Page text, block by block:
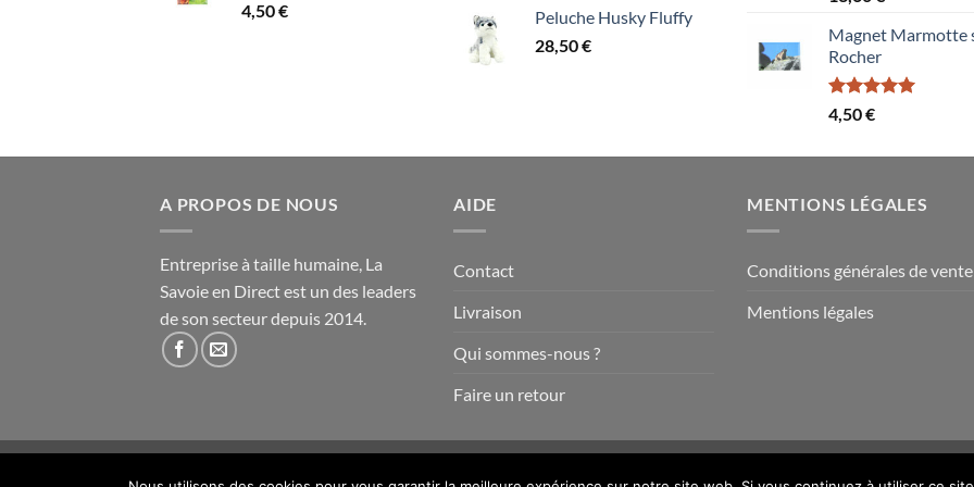
4,50€
prix :
Peluche Husky Fluffy
28,50€
sur 5
Magnet Marmotte
Rocher
Note5.00
sur 5
4,50€
A PROPOS DE NOUS
Entreprise à taille humaine, La
Savoie en Direct est un des leaders
de son secteur depuis 2014.
AIDE
Contact
Livraison
Qui sommes-nous ?
Faire un retour
MENTIONS LÉGALES
Conditions générales de vente
Mentions légales